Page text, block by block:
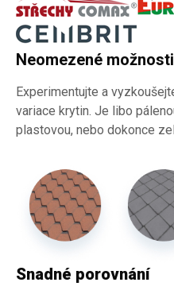
Neomezené možnosti
Experimentujte a
variace krytin. Je libo
plastovou, nebo dokonce
Snadné porovnání